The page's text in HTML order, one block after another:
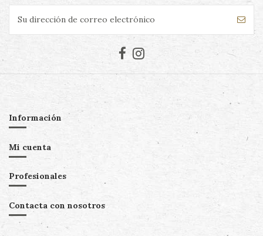
Información
Mi cuenta
Profesionales
Contacta con nosotros